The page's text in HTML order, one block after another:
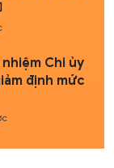
Chi ủy
định mức